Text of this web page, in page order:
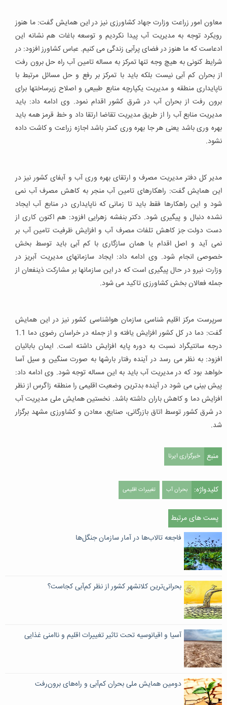
معاون امور زراعت وزارت جهاد کشاورزی نیز در این همایش گفت: ما هنوز
رویکرد توجه به مدیریت آب پیدا نکردیم و توسعه باغات هم نشانه این
ادعاست که ما هنوز در فضای پرآبی زندگی می کنیم. عباس کشاورز افزود: در
شرایط کنونی به هیچ وجه تنها تمرکز به مساله تامین آب راه حل برون رفت
از بحران کم آبی نیست بلکه باید با تمرکز بر رفع و حل مسائل مرتبط با
ناپایداری منطقه و مدیریت یکپارچه منابع طبیعی و اصلاح زیرساختها برای
برون رفت از بحران آب در شرق کشور اقدام نمود. وی ادامه داد: باید
مدیریت منابع آب را از طریق مدیریت تقاضا ارتقا داد و خط قرمز همه باید
بهره وری باشد یعنی هر جا بهره وری کمتر باشد اجازه زراعت و کاشت داده
نشود.
مدیر کل دفتر مدیریت مصرف و ارتقای بهره وری آب و آبفای کشور نیز در
این همایش گفت: راهکارهای تامین آب منجر به کاهش مصرف آب نمی
شود و این راهکارها فقط باید تا زمانی که ناپایداری در منابع آب ایجاد
نشده دنبال و پیگیری شود. دکتر بنفشه زهرایی افزود: هم اکنون کاری از
دست دولت جز کاهش تلفات مصرف آب و افزایش ظرفیت تامین آب بر
نمی آید و اصل اقدام یا همان سازگاری با کم آبی باید توسط بخش
خصوصی انجام شود. وی ادامه داد: ایجاد سازمانهای مدیریت آبریز در
وزارت نیرو در حال پیگیری است که در این سازمانها بر مشارکت ذینفعان از
جمله فعالان بخش کشاورزی تاکید می شود.
سرپرست مرکز اقلیم شناسی سازمان هواشناسی کشور نیز در این همایش
گفت: دما در کل کشور افزایش یافته و از جمله در خراسان رضوی دما 1.1
درجه سانتیگراد نسبت به دوره پایه افزایش داشته است. ایمان بابائیان
افزود: به نظر می رسد در آینده رفتار بارشها به صورت سنگین و سیل آسا
خواهد بود که در مدیریت آب باید به این مساله توجه شود. وی ادامه داد:
پیش بینی می شود در آینده بدترین وضعیت اقلیمی را منطقه زاگرس از نظر
افزایش دما و کاهش باران داشته باشد. نخستین همایش ملی مدیریت آب
در شرق کشور توسط اتاق بازرگانی، صنایع، معادن و کشاورزی مشهد برگزار
شد.
منبع خبرگزاری ایرنا
کلیدواژه: بحران آب تغییرات اقلیمی
پست های مرتبط
فاجعه تالاب‌ها در آمار سازمان جنگل‌ها
بحرانی‌ترین کلانشهر کشور از نظر کم‌آبی کجاست؟
آسیا و اقیانوسیه تحت تاثیر تغییرات اقلیم و ناامنی غذایی
دومین همایش ملی بحران کم‌آبی و راه‌های برون‌رفت